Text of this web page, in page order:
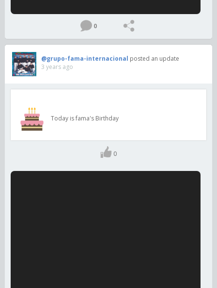
0
@grupo-fama-internacional posted an update
3 years ago
Today is fama's Birthday
0